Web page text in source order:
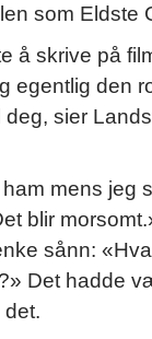
som Eldste
å skrive på
egentlig den
deg, sier
mens jeg
blir
sånn:
Det hadde
det.